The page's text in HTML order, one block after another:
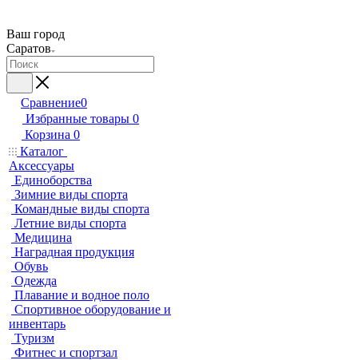
Ваш город
Саратов
Сравнение0
Избранные товары 0
Корзина 0
Каталог
Аксессуары
Единоборства
Зимние виды спорта
Командные виды спорта
Летние виды спорта
Медицина
Наградная продукция
Обувь
Одежда
Плавание и водное поло
Спортивное оборудование и
инвентарь
Туризм
Фитнес и спортзал